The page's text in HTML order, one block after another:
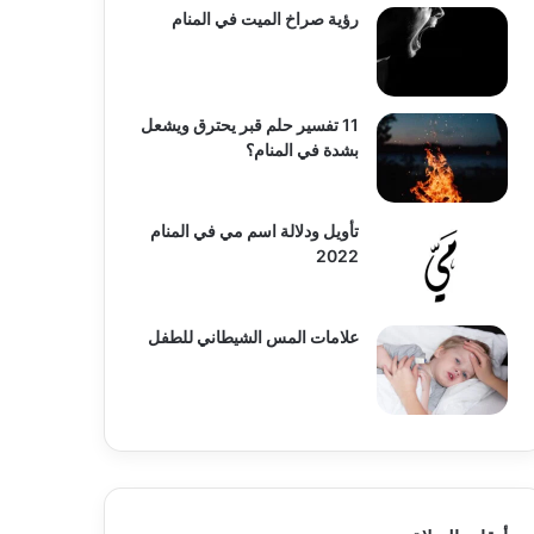
رؤية صراخ الميت في المنام
11 تفسير حلم قبر يحترق ويشعل
بشدة في المنام؟
تأويل ودلالة اسم مي في المنام
2022
علامات المس الشيطاني للطفل